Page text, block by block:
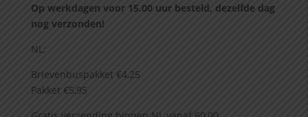
Op werkdagen voor 15.00 uur besteld, dezelfde dag
nog verzonden!
NL:
Brievenbuspakket €4,25
Pakket €5,95